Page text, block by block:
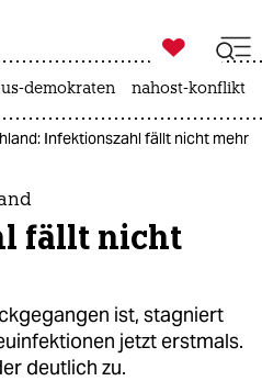
ich

taz zahl ich
us-demokraten nahost-konflikt
Infektionszahl fällt nicht mehr
fällt nicht
ist, stagniert
jetzt erstmals.
deutlich zu.